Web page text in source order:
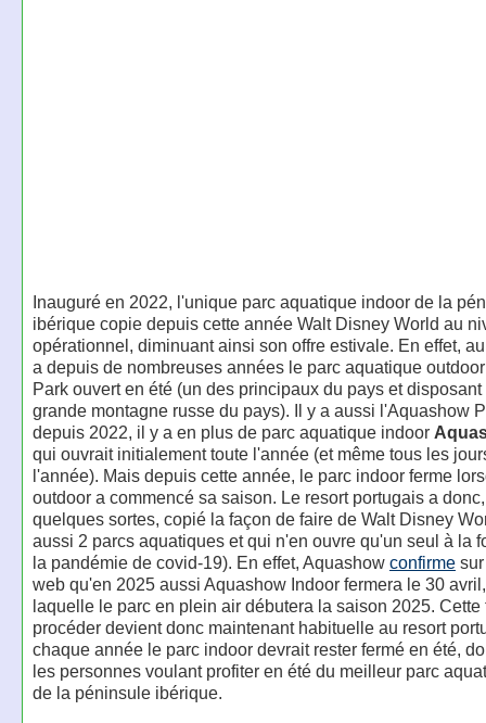
Inauguré en 2022, l'unique parc aquatique indoor de la
ibérique copie depuis cette année Walt Disney World au
opérationnel, diminuant ainsi son offre estivale. En effet,
a depuis de nombreuses années le parc aquatique
Park ouvert en été (un des principaux du pays et
grande montagne russe du pays). Il y a aussi l'Aquashow
depuis 2022, il y a en plus de parc aquatique indoor
qui ouvrait initialement toute l'année (et même tous les
l'année). Mais depuis cette année, le parc indoor ferme
outdoor a commencé sa saison. Le resort portugais a
quelques sortes, copié la façon de faire de Walt Disney
aussi 2 parcs aquatiques et qui n'en ouvre qu'un seul à la
la pandémie de covid-19). En effet, Aquashow confirmesur
web qu'en 2025 aussi Aquashow Indoor fermera le 30
laquelle le parc en plein air débutera la saison 2025. Cette
procéder devient donc maintenant habituelle au resort
chaque année le parc indoor devrait rester fermé en été,
les personnes voulant profiter en été du meilleur parc
de la péninsule ibérique.